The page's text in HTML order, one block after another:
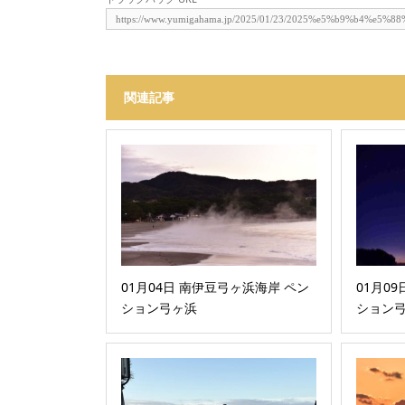
関連記事
01月04日 南伊豆弓ヶ浜海岸 ペン
ション弓ヶ浜
01月09
ション